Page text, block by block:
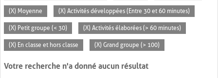
(X) Moyenne (X) Activités développées (Entre 30 et 60 minutes)
(X) Petit groupe (< 30) (X) Activités élaborées (> 60 minutes)
(X) En classe et hors classe (X) Grand groupe (> 100)
Votre recherche n'a donné aucun résultat